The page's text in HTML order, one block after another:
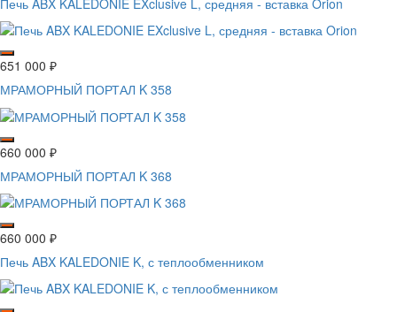
651 000 ₽
МРАМОРНЫЙ ПОРТАЛ K 358
660 000 ₽
МРАМОРНЫЙ ПОРТАЛ K 368
660 000 ₽
Печь ABX KALEDONIE K, с теплообменником